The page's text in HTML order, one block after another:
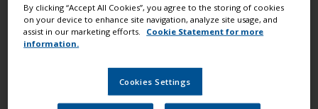
Para os conveses recomenda-se o usode uma tinta
dura como o Perfection que é um poliuretano de 2
componentes, juntos com um aditivo Matting e um
Aditivo antiderrapante. Se não quiser usar uma
tinta de 2 componentes ou se o convés já estiver
By clicking “Accept All Cookies”, you agree to the storing of cookies
on your device to enhance site navigation, analyze site usage, and
assist in our marketing efforts.
Cookie Statement for more
information.
Cookies Settings